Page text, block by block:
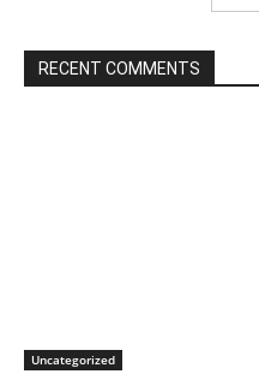
RECENT COMMENTS
Uncategorized